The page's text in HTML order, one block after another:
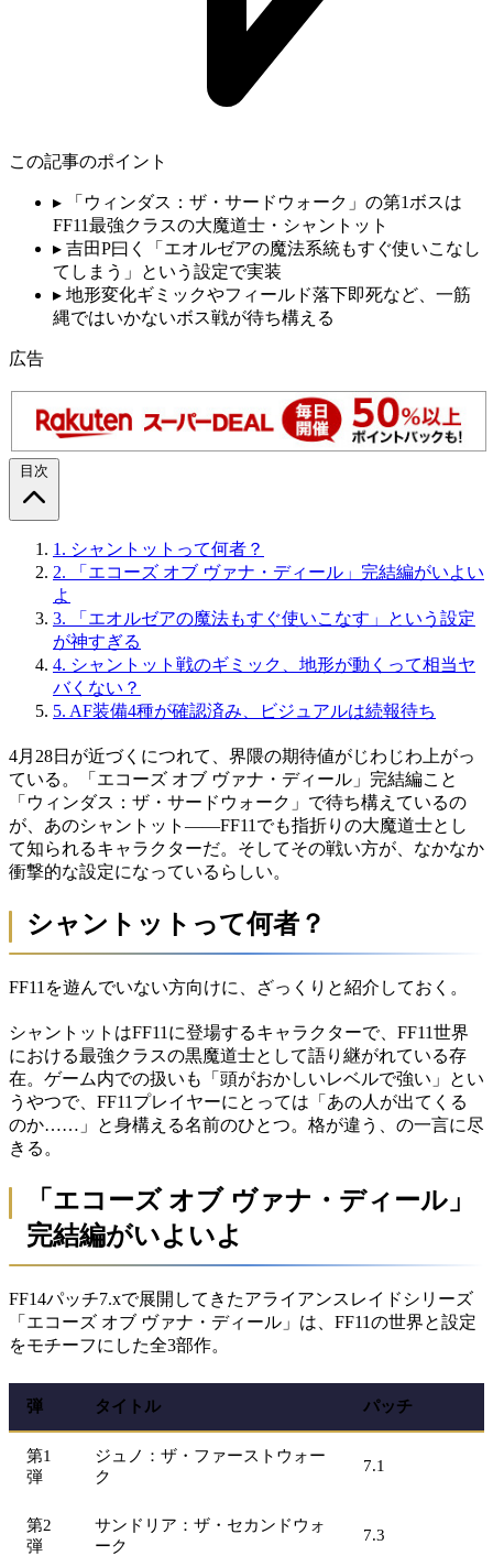
この記事のポイント
▸
「ウィンダス：ザ・サードウォーク」の第1ボスは
FF11最強クラスの大魔道士・シャントット
▸ 吉田P曰く「エオルゼアの魔法系統もすぐ使いこなし
てしまう」という設定で実装
▸ 地形変化ギミックやフィールド落下即死など、一筋
縄ではいかないボス戦が待ち構える
広告
目次
1. シャントットって何者？
2.
「エコーズ オブ ヴァナ・ディール」完結編がいよい
よ
3.
「エオルゼアの魔法もすぐ使いこなす」という設定
が神すぎる
4. シャントット戦のギミック、地形が動くって相当ヤ
バくない？
5. AF装備4種が確認済み、ビジュアルは続報待ち
4月28日が近づくにつれて、界隈の期待値がじわじわ上がっ
ている。「エコーズ オブ ヴァナ・ディール」完結編こと
「ウィンダス：ザ・サードウォーク」で待ち構えているの
が、あのシャントット——FF11でも指折りの大魔道士とし
て知られるキャラクターだ。そしてその戦い方が、なかなか
衝撃的な設定になっているらしい。
シャントットって何者？
FF11を遊んでいない方向けに、ざっくりと紹介しておく。
シャントットはFF11に登場するキャラクターで、FF11世界
における最強クラスの黒魔道士として語り継がれている存
在。ゲーム内での扱いも「頭がおかしいレベルで強い」とい
うやつで、FF11プレイヤーにとっては「あの人が出てくる
のか……」と身構える名前のひとつ。格が違う、の一言に尽
きる。
「エコーズ オブ ヴァナ・ディール」
完結編がいよいよ
FF14パッチ7.xで展開してきたアライアンスレイドシリーズ
「エコーズ オブ ヴァナ・ディール」は、FF11の世界と設定
をモチーフにした全3部作。
弾 タイトル パッチ
第1
弾
ジュノ：ザ・ファーストウォー
ク
7.1
第2
弾
サンドリア：ザ・セカンドウォ
ーク
7.3